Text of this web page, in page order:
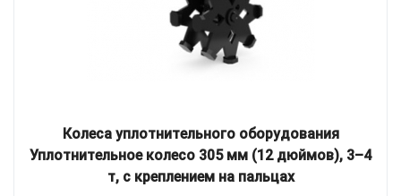
Колеса уплотнительного оборудования
Уплотнительное колесо 305 мм (12 дюймов), 3–4
т, с креплением на пальцах